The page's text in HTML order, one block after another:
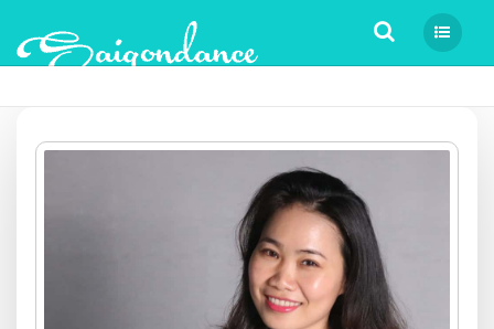
Tìm kiếm